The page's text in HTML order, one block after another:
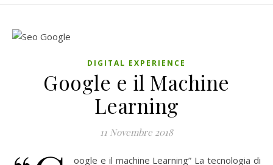
DIGITAL EXPERIENCE
Google e il Machine
Learning
11 Novembre 2018
oogle e il machine Learning” La tecnologia di